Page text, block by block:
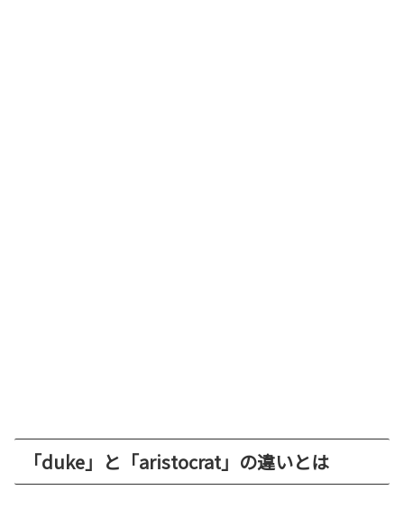
「duke」と「aristocrat」の違いとは